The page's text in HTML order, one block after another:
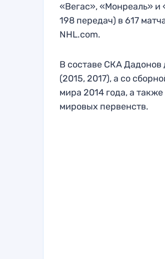
«Вегас», «Монреаль» и
198 передач) в 617
NHL.com.
В составе СКА
(2015, 2017), а со
мира 2014 года, а
мировых первенств.